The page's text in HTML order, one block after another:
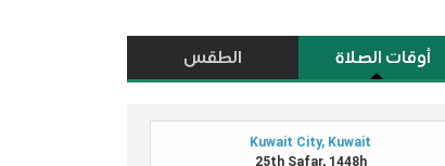
أوقات الصلاة الطقس